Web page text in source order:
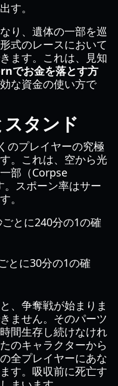
す。
り、遺体の一部を巡
式のレースにおいて
ます。これは、見知
でお金を落とす方
な資金の使い方で
タンド
のプレイヤーの究極
。これは、空から光
部（Corpse
スポーン率はサー
。
とに240分の1の確
とに30分の1の確
、争奪戦が始まりま
ません。そのパーツ
間生存し続けなけれ
のキャラクターから
全プレイヤーにあな
す。吸収前に死亡す